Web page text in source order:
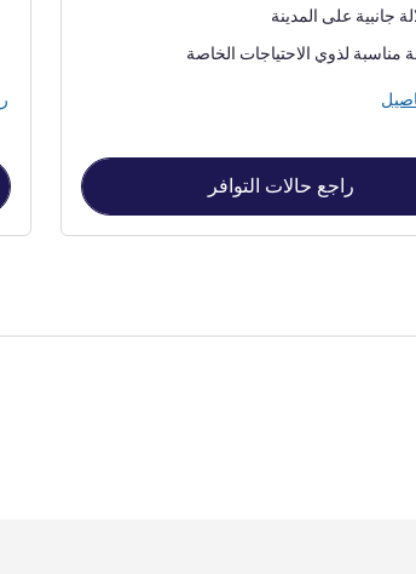
جانبية على المدينة
مناسبة لذوي الاحتياجات الخاصة
راجع حالات التوافر